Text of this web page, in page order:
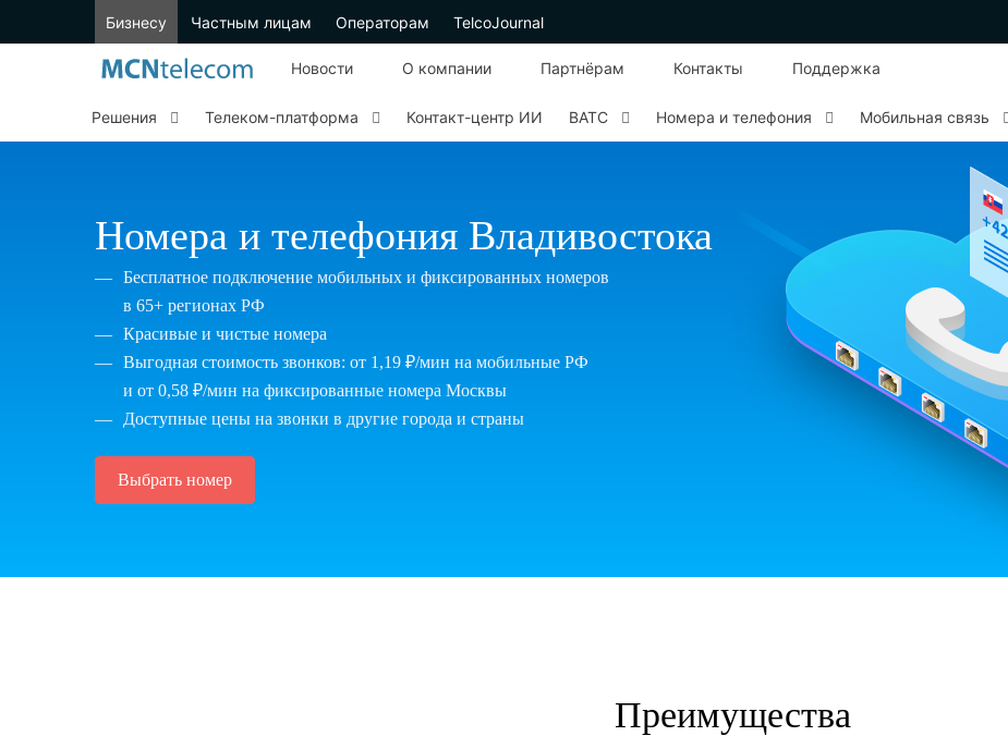
Бизнесу Частным лицам Операторам TelcoJournal
Новости О компании Партнёрам Контакты Поддержка
Решения Телеком-платформа Контакт-центр ИИ ВАТС Номера и телефония Мобильная связь
Номера и телефония Владивостока
Бесплатное подключение мобильных и фиксированных номеров
в 65+ регионах РФ
Красивые и чистые номера
Выгодная стоимость звонков: от 1,19 ₽/мин на мобильные РФ
и от 0,58 ₽/мин на фиксированные номера Москвы
Доступные цены на звонки в другие города и страны
Выбрать номер
Преимущества